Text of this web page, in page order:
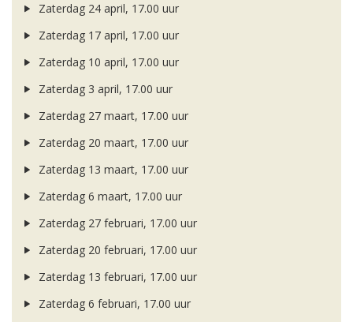
Zaterdag 24 april, 17.00 uur
Zaterdag 17 april, 17.00 uur
Zaterdag 10 april, 17.00 uur
Zaterdag 3 april, 17.00 uur
Zaterdag 27 maart, 17.00 uur
Zaterdag 20 maart, 17.00 uur
Zaterdag 13 maart, 17.00 uur
Zaterdag 6 maart, 17.00 uur
Zaterdag 27 februari, 17.00 uur
Zaterdag 20 februari, 17.00 uur
Zaterdag 13 februari, 17.00 uur
Zaterdag 6 februari, 17.00 uur